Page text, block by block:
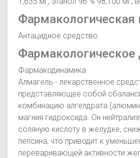
Фармакологическая
Антацидное средство.
Фармакологическое
Фармакодинамика
Алмагель - лекарственное
представляющее собой
комбинацию алгелдрата
магния гидроксида. Он
соляную кислоту в желудке,
пепсина, что приводит к
переваривающей активности